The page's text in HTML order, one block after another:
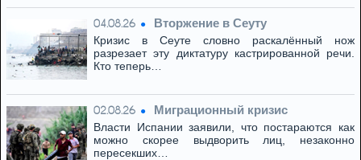
04.08.26 Вторжение в Сеуту
Кризис в Сеуте словно раскалённый нож
разрезает эту диктатуру кастрированной речи.
Кто теперь…
02.08.26 Миграционный кризис
Власти Испании заявили, что постараются как
можно скорее выдворить лиц, незаконно
пересекших…